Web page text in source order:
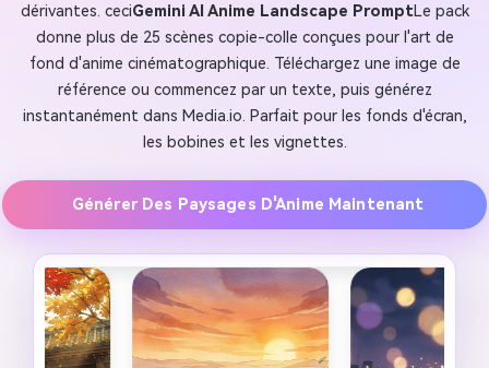
dérivantes. ceciGemini AI Anime Landscape PromptLe pack
donne plus de 25 scènes copie-colle conçues pour l'art de
fond d'anime cinématographique. Téléchargez une image de
référence ou commencez par un texte, puis générez
instantanément dans Media.io. Parfait pour les fonds d'écran,
les bobines et les vignettes.
Générer Des Paysages D'Anime Maintenant